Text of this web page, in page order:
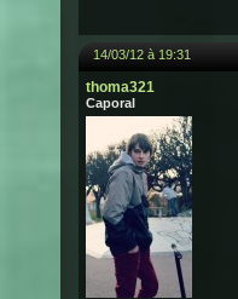
14/03/12 à 19:31
thoma321
Caporal